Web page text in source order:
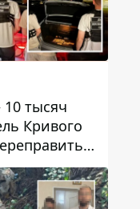
тысяч
Кривого